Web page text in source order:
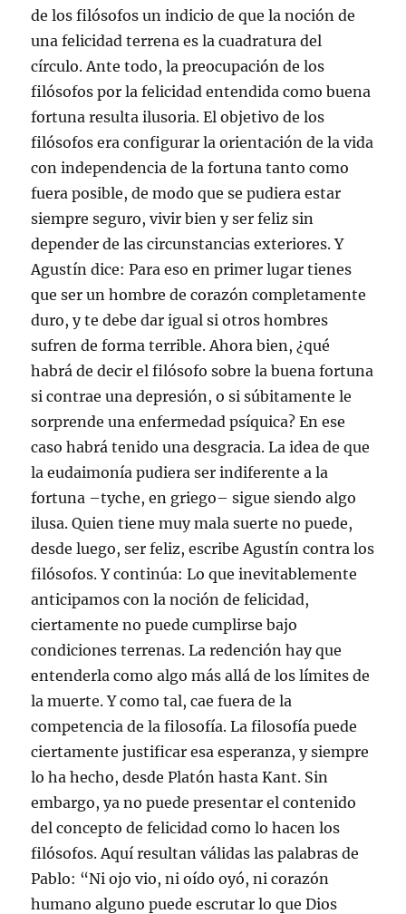
de los filósofos un indicio de que la noción de
una felicidad terrena es la cuadratura del
círculo. Ante todo, la preocupación de los
filósofos por la felicidad entendida como buena
fortuna resulta ilusoria. El objetivo de los
filósofos era configurar la orientación de la vida
con independencia de la fortuna tanto como
fuera posible, de modo que se pudiera estar
siempre seguro, vivir bien y ser feliz sin
depender de las circunstancias exteriores. Y
Agustín dice: Para eso en primer lugar tienes
que ser un hombre de corazón completamente
duro, y te debe dar igual si otros hombres
sufren de forma terrible. Ahora bien, ¿qué
habrá de decir el filósofo sobre la buena fortuna
si contrae una depresión, o si súbitamente le
sorprende una enfermedad psíquica? En ese
caso habrá tenido una desgracia. La idea de que
la eudaimonía pudiera ser indiferente a la
fortuna –tyche, en griego– sigue siendo algo
ilusa. Quien tiene muy mala suerte no puede,
desde luego, ser feliz, escribe Agustín contra los
filósofos. Y continúa: Lo que inevitablemente
anticipamos con la noción de felicidad,
ciertamente no puede cumplirse bajo
condiciones terrenas. La redención hay que
entenderla como algo más allá de los límites de
la muerte. Y como tal, cae fuera de la
competencia de la filosofía. La filosofía puede
ciertamente justificar esa esperanza, y siempre
lo ha hecho, desde Platón hasta Kant. Sin
embargo, ya no puede presentar el contenido
del concepto de felicidad como lo hacen los
filósofos. Aquí resultan válidas las palabras de
Pablo: “Ni ojo vio, ni oído oyó, ni corazón
humano alguno puede escrutar lo que Dios